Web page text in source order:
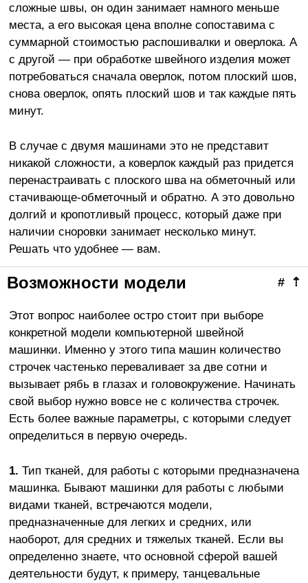
сложные швы, он один занимает намного меньше
места, а его высокая цена вполне сопоставима с
суммарной стоимостью распошивалки и оверлока. А
с другой — при обработке швейного изделия может
потребоваться сначала оверлок, потом плоский шов,
снова оверлок, опять плоский шов и так каждые пять
минут.
В случае с двумя машинами это не представит
никакой сложности, а коверлок каждый раз придется
перенастраивать с плоского шва на обметочный или
стачивающе-обметочный и обратно. А это довольно
долгий и кропотливый процесс, который даже при
наличии сноровки занимает несколько минут.
Решать что удобнее — вам.
⇡
#
Возможности модели
Этот вопрос наиболее остро стоит при выборе
конкретной модели компьютерной швейной
машинки. Именно у этого типа машин количество
строчек частенько переваливает за две сотни и
вызывает рябь в глазах и головокружение. Начинать
свой выбор нужно вовсе не с количества строчек.
Есть более важные параметры, с которыми следует
определиться в первую очередь.
1. Тип тканей, для работы с которыми предназначена
машинка. Бывают машинки для работы с любыми
видами тканей, встречаются модели,
предназначенные для легких и средних, или
наоборот, для средних и тяжелых тканей. Если вы
определенно знаете, что основной сферой вашей
деятельности будут, к примеру, танцевальные